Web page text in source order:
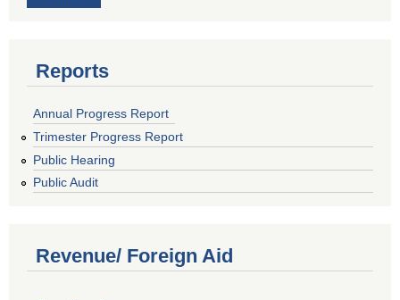
Reports
Annual Progress Report
Trimester Progress Report
Public Hearing
Public Audit
Revenue/ Foreign Aid